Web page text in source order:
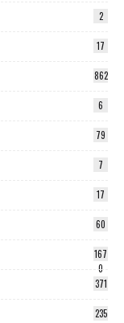
2
17
862
6
79
7
17
60
167
0
371
235